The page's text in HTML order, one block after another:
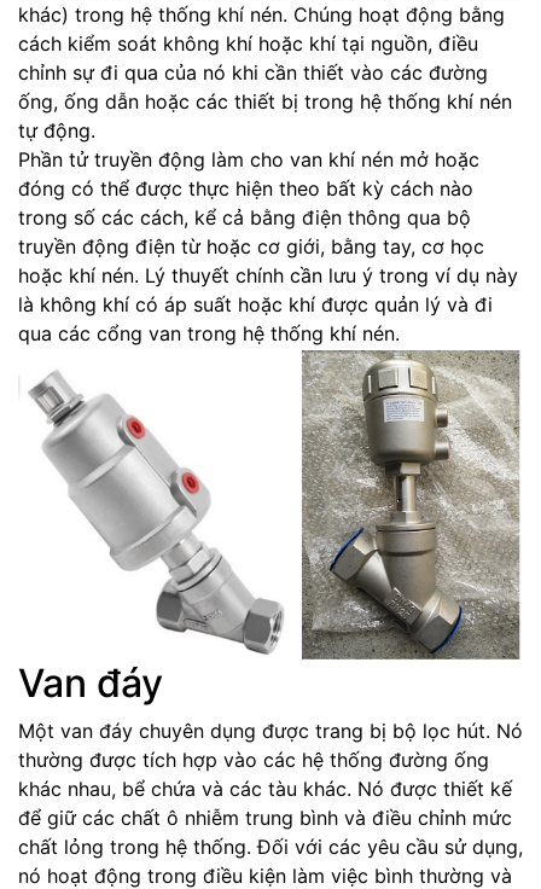
khác) trong hệ thống khí nén. Chúng hoạt động bằng
cách kiểm soát không khí hoặc khí tại nguồn, điều
chỉnh sự đi qua của nó khi cần thiết vào các đường
ống, ống dẫn hoặc các thiết bị trong hệ thống khí nén
tự động.
Phần tử truyền động làm cho van khí nén mở hoặc
đóng có thể được thực hiện theo bất kỳ cách nào
trong số các cách, kể cả bằng điện thông qua bộ
truyền động điện từ hoặc cơ giới, bằng tay, cơ học
hoặc khí nén. Lý thuyết chính cần lưu ý trong ví dụ này
là không khí có áp suất hoặc khí được quản lý và đi
qua các cổng van trong hệ thống khí nén.
Van đáy
Một van đáy chuyên dụng được trang bị bộ lọc hút. Nó
thường được tích hợp vào các hệ thống đường ống
khác nhau, bể chứa và các tàu khác. Nó được thiết kế
để giữ các chất ô nhiễm trung bình và điều chỉnh mức
chất lỏng trong hệ thống. Đối với các yêu cầu sử dụng,
nó hoạt động trong điều kiện làm việc bình thường và